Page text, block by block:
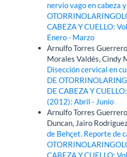
nervio vago en cabeza
CABEZA Y CUELLO:
Enero - Marzo
Arnulfo Torres
Morales Valdés, Cindy
Disección cervical en
DE
DE CABEZA Y
(2012): Abril - Junio
Arnulfo Torres
Duncan, Jairo
de Behçet. Reporte de
CABEZA Y CUELLO: